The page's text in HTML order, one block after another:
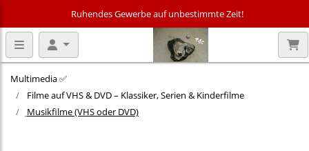
Ruhendes Gewerbe auf unbestimmte Zeit!
Multimedia ✅
Filme auf VHS & DVD – Klassiker, Serien & Kinderfilme
Musikfilme (VHS oder DVD)